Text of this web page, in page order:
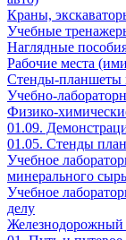
Краны,
Учебные
Наглядные
Рабочие места
Стенды-планшеты
Учебно-
Физико-
01.09.
01.05. Стенды
Учебное
минерального
Учебное
делу
Железнодорожный